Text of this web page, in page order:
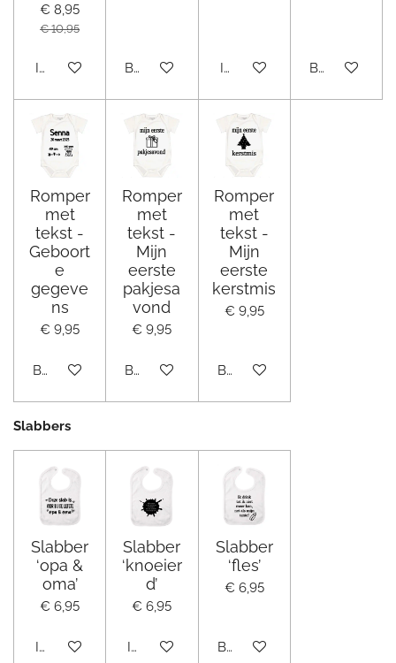
€ 8,95
€ 10,95
In winkelwagenBekijk details In winkelwagenBekijk details
Romper
met
tekst -
Geboort
e
gegeve
ns
€ 9,95
Bekijk details
Romper
met
tekst -
Mijn
eerste
pakjesa
vond
€ 9,95
Bekijk details
Romper
met
tekst -
Mijn
eerste
kerstmis
€ 9,95
Bekijk details
Slabbers
Slabber
‘opa &
oma’
€ 6,95
In winkelwagen
Slabber
‘knoeier
d’
€ 6,95
In winkelwagen
Slabber
‘fles’
€ 6,95
Bekijk details